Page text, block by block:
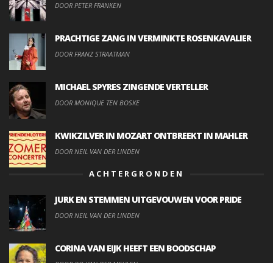
DOOR PETER FRANKEN
PRACHTIGE ZANG IN VERMINKTE ROSENKAVALIER
DOOR FRANZ STRAATMAN
MICHAEL SPYRES ZINGENDE VERTELLER
DOOR MONIQUE TEN BOSKE
KWIKZILVER IN MOZART ONTBREEKT IN MAHLER
DOOR NEIL VAN DER LINDEN
ACHTERGRONDEN
JURK EN STEMMEN UITGEVOUWEN VOOR PRIDE
DOOR NEIL VAN DER LINDEN
CORINA VAN EIJK HEEFT EEN BOODSCHAP